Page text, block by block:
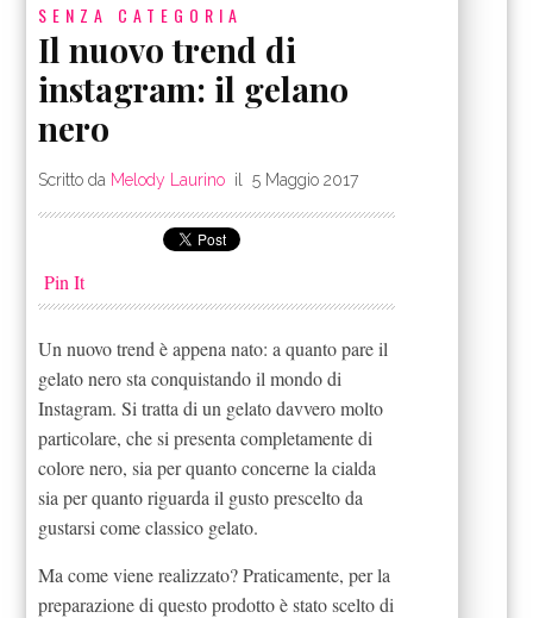
SENZA CATEGORIA
Il nuovo trend di
instagram: il gelano
nero
Scritto da Melody Laurino il5 Maggio 2017
Pin It
Un nuovo trend è appena nato: a quanto pare il
gelato nero sta conquistando il mondo di
Instagram. Si tratta di un gelato davvero molto
particolare, che si presenta completamente di
colore nero, sia per quanto concerne la cialda
sia per quanto riguarda il gusto prescelto da
gustarsi come classico gelato.
Ma come viene realizzato? Praticamente, per la
preparazione di questo prodotto è stato scelto di